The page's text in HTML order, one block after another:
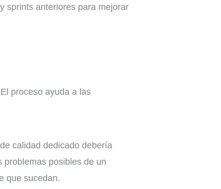
sprints anteriores para mejorar
proceso ayuda a las
calidad dedicado debería
problemas posibles de un
que sucedan.